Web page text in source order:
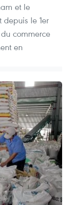
et le
le 1er
commerce
en